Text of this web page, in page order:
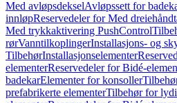
Med avløpsdekselAvløpssett for
innløpReservedeler for Med
Med trykkaktivering PushControl
rørVanntilkoplingerInstallasjons- og
TilbehørInstallasjonselementer
elementerReservedeler for Bidé-
badekarElementer for konsoller
prefabrikerte elementerTilbehør for